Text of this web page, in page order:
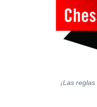
¡Las